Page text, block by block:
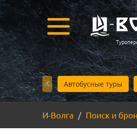
Автобусные туры
И-Волга Поиск и